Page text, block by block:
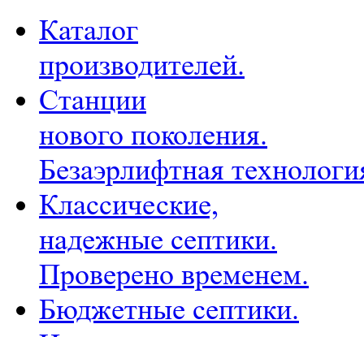
Каталог
производителей.
Станции
нового поколения.
Безаэрлифтная
Классические,
надежные септики.
Проверено временем.
Бюджетные септики.